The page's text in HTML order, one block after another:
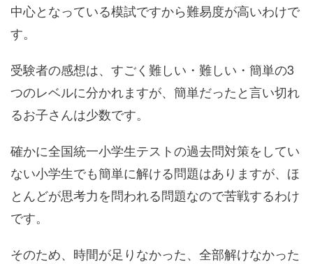
中心となっている模試ですから難易度が高いわけで
す。
受験者の感想は、すごく難しい・難しい・簡単の3
つのレベルに分かれますが、簡単だったと言い切れ
るお子さんは少数です。
確かに全国統一小学生テストの過去問対策をしてい
ない小学生でも簡単に解ける問題はありますが、ほ
とんどが思考力を問われる問題なので苦戦するわけ
です。
そのため、時間が足りなかった、全部解けなかった